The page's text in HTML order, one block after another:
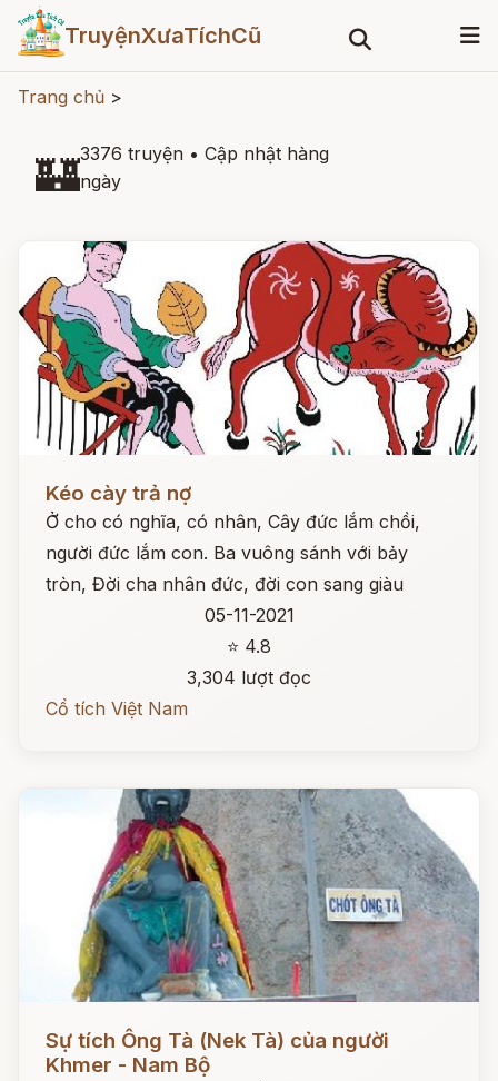
TruyệnXưaTíchCũ
Trang chủ >
🏰3376 truyện • Cập nhật hàng
ngày
Kéo cày trả nợ
Ở cho có nghĩa, có nhân, Cây đức lắm chồi,
người đức lắm con. Ba vuông sánh với bảy
tròn, Đời cha nhân đức, đời con sang giàu
05-11-2021
⭐ 4.8
3,304 lượt đọc
Cổ tích Việt Nam
Sự tích Ông Tà (Nek Tà) của người
Khmer - Nam Bộ